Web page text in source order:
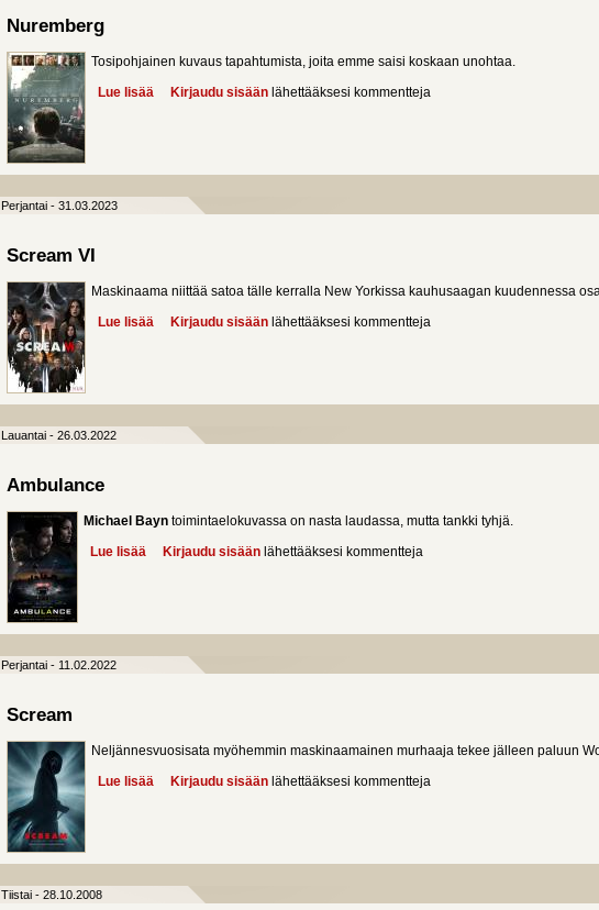
Nuremberg
Tosipohjainen kuvaus tapahtumista, joita emme saisi koskaan unohtaa.
Lue lisää about Nuremberg
Kirjaudu sisään lähettääksesi kommentteja
Perjantai - 31.03.2023
Scream VI
Maskinaama niittää satoa tälle kerralla New Yorkissa kauhusaagan kuudennessa
Lue lisää about Scream VI
Kirjaudu sisään lähettääksesi kommentteja
Lauantai - 26.03.2022
Ambulance
Michael Bayn toimintaelokuvassa on nasta laudassa, mutta tankki tyhjä.
Lue lisää about Ambulance
Kirjaudu sisään lähettääksesi kommentteja
Perjantai - 11.02.2022
Scream
Neljännesvuosisata myöhemmin maskinaamainen murhaaja tekee jälleen paluun
Lue lisää about Scream
Kirjaudu sisään lähettääksesi kommentteja
Tiistai - 28.10.2008